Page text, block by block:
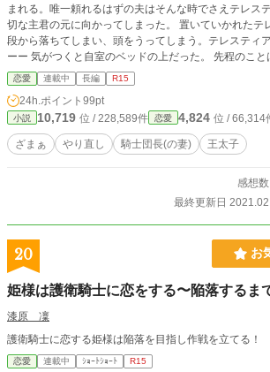
まれる。唯一頼れるはずの夫はそんな時でさえテレス
切な主君の元に向かってしまった。 置いていかれたテ
段から落ちてしまい、頭をうってしまう。テレスティ
ーー 気がつくと自室のベッドの上だった。 先程のことは夢ではない。実際あっ
たことだと感じたテレスティアはそうそうに夫への見切
恋愛 連載中 長編 R15
24h.ポイント 99pt
小説 10,719 位 / 228,589件 恋愛 4,824 位 / 66,314
ざまぁ やり直し 騎士団長(の妻) 王太子
感想
最終更新日
20 お
姫様は護衛騎士に恋をする〜陥落するま
漆原 凜
護衛騎士に恋する姫様は陥落を目指し作戦を立てる！
恋愛 連載中 ｼｮｰﾄｼｮｰﾄ R15